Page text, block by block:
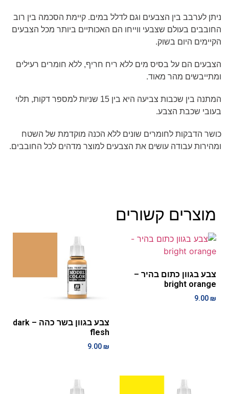
ניתן לערבב בין הצבעים וגם לדלל במים. קיימת הסכמה בין רוב
החובבים בעולם שצבעי ווייחו הם האכותיים ביותר מכל הצבעים
הקיימים היום בשוק.
הצבעים הם על בסיס מים ללא ריח חריף, ללא חומרים רעילים
ומתייבשים מהר מאוד.
המתנה בין שכבות צביעה היא בין 15 שניות למספר דקות, תלוי
בעובי שכבת הצבע.
כושר הדבקות לחומרים שונים ללא הכנה מוקדמת של השטח
ומהירות עבודה עושים את הצבעים למוצר מדהים לכל החובבים.
מוצרים קשורים
צבע בגוון כתום בהיר –
bright orange
9.00₪
צבע בגוון בשר כהה – dark
flesh
9.00₪